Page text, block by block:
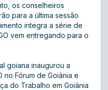
os conselheiros
para a última sessão
integra a série de
vem entregando para o
goiana inaugurou a
no Fórum de Goiânia e
do Trabalho em Goiânia